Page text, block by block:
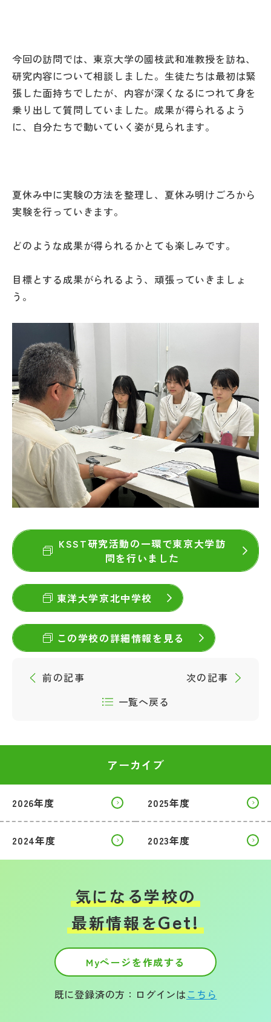
サイトマップ
運営会社
今回の訪問では、東京大学の國枝武和准教授を訪ね、
研究内容について相談しました。生徒たちは最初は緊
張した面持ちでしたが、内容が深くなるにつれて身を
乗り出して質問していました。成果が得られるよう
に、自分たちで動いていく姿が見られます。
夏休み中に実験の方法を整理し、夏休み明けごろから
実験を行っていきます。
どのような成果が得られるかとても楽しみです。
目標とする成果がられるよう、頑張っていきましょ
う。
KSST研究活動の一環で東京大学訪
問を行いました
東洋大学京北中学校
この学校の詳細情報を見る
前の記事
一覧へ戻る
次の記事
アーカイブ
2026年度 2025年度
2024年度 2023年度
気になる学校の
最新情報をGet!
Myページを作成する
既に登録済の方：ログインはこちら